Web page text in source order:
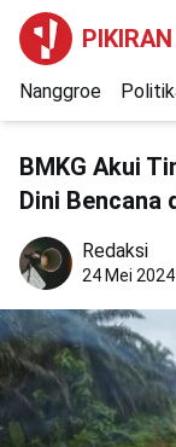
Nanggroe
BMKG Akui
Dini Bencana
Redaksi
24 Mei 2024